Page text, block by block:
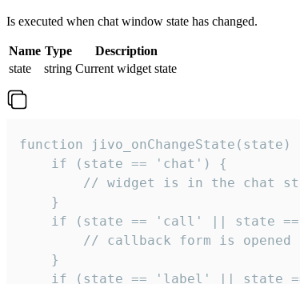
Is executed when chat window state has changed.
Name Type
Description
state
string Current widget state
function jivo_onChangeState(state)
    if (state == 'chat') {
// widget is in the chat
    }
if (state == 'call' || state
        // callback form is opened
    }
if (state == 'label' || state